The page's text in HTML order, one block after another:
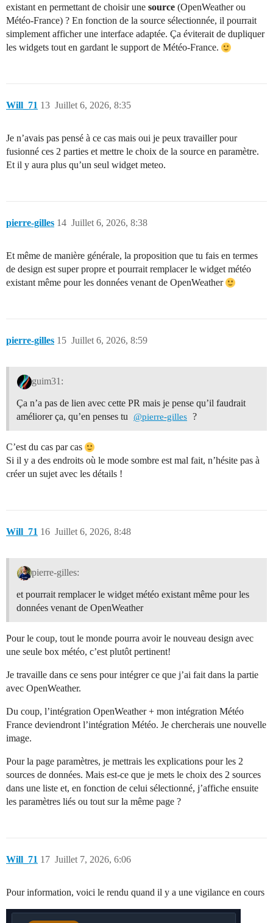
existant en permettant de choisir une source (OpenWeather ou
Météo-France) ? En fonction de la source sélectionnée, il pourrait
simplement afficher une interface adaptée. Ça éviterait de dupliquer
les widgets tout en gardant le support de Météo-France.
Will_71 Juillet 6, 2026, 8:35
13
Je n’avais pas pensé à ce cas mais oui je peux travailler pour
fusionné ces 2 parties et mettre le choix de la source en paramètre.
Et il y aura plus qu’un seul widget meteo.
pierre-gilles Juillet 6, 2026, 8:38
14
Et même de manière générale, la proposition que tu fais en termes
de design est super propre et pourrait remplacer le widget météo
existant même pour les données venant de OpenWeather
pierre-gilles Juillet 6, 2026, 8:59
15
guim31:
Ça n’a pas de lien avec cette PR mais je pense qu’il faudrait
améliorer ça, qu’en penses tu
@pierre-gilles ?
C’est du cas par cas
Si il y a des endroits où le mode sombre est mal fait, n’hésite pas à
créer un sujet avec les détails !
Will_71 Juillet 6, 2026, 8:48
16
pierre-gilles:
et pourrait remplacer le widget météo existant même pour les
données venant de OpenWeather
Pour le coup, tout le monde pourra avoir le nouveau design avec
une seule box météo, c’est plutôt pertinent!
Je travaille dans ce sens pour intégrer ce que j’ai fait dans la partie
avec OpenWeather.
Du coup, l’intégration OpenWeather + mon intégration Météo
France deviendront l’intégration Météo. Je chercherais une nouvelle
image.
Pour la page paramètres, je mettrais les explications pour les 2
sources de données. Mais est-ce que je mets le choix des 2 sources
dans une liste et, en fonction de celui sélectionné, j’affiche ensuite
les paramètres liés ou tout sur la même page ?
Will_71 Juillet 7, 2026, 6:06
17
Pour information, voici le rendu quand il y a une vigilance en cours